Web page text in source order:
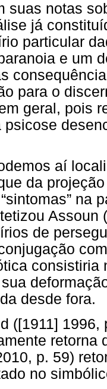
suas notas
já
particular
e um
para o
geral, pois
psicose
aí
da
na
Assoun
de
consistiria
desde fora.
([1911] 1996,
retorna
p. 59)
no